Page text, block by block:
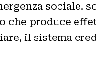
sociale.
che produce
il sistema